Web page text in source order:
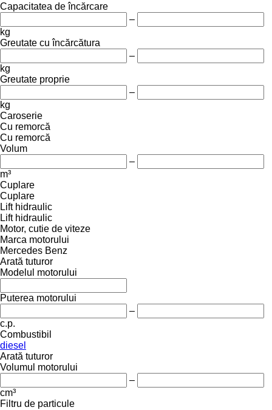
Capacitatea de încărcare
–
kg
Greutate cu încărcătura
–
kg
Greutate proprie
–
kg
Caroserie
Cu remorcă
Cu remorcă
Volum
–
m³
Cuplare
Cuplare
Lift hidraulic
Lift hidraulic
Motor, cutie de viteze
Marca motorului
Mercedes Benz
Arată tuturor
Modelul motorului
Puterea motorului
–
c.p.
Combustibil
diesel
Arată tuturor
Volumul motorului
–
cm³
Filtru de particule